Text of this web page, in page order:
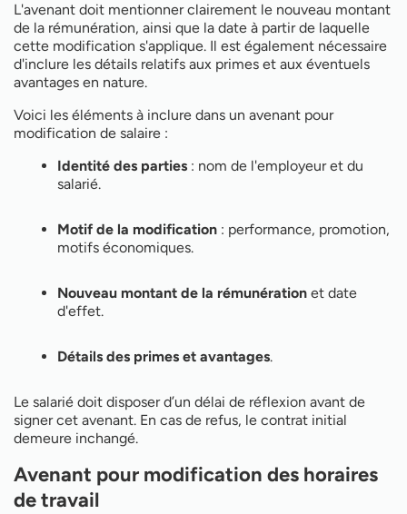
L'avenant doit mentionner clairement le nouveau montant
de la rémunération, ainsi que la date à partir de laquelle
cette modification s'applique. Il est également nécessaire
d'inclure les détails relatifs aux primes et aux éventuels
avantages en nature.
Voici les éléments à inclure dans un avenant pour
modification de salaire :
Identité des parties : nom de l'employeur et du
salarié.
Motif de la modification : performance, promotion,
motifs économiques.
Nouveau montant de la rémunération et date
d'effet.
Détails des primes et avantages.
Le salarié doit disposer d’un délai de réflexion avant de
signer cet avenant. En cas de refus, le contrat initial
demeure inchangé.
Avenant pour modification des horaires
de travail